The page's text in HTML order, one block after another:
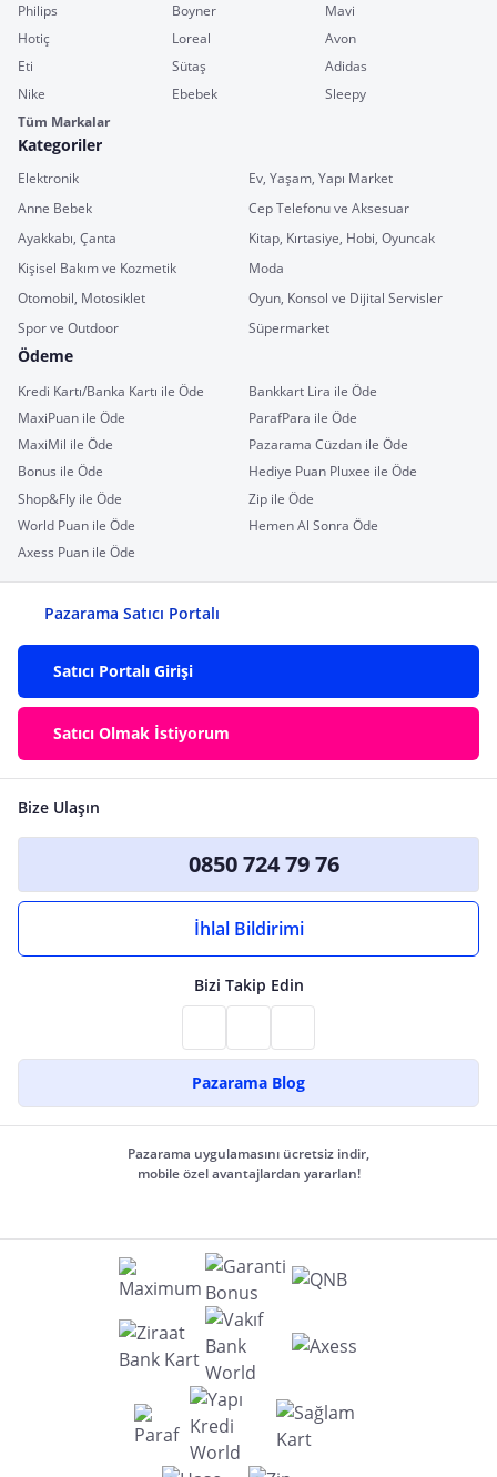
Philips
Boyner
Mavi
Hotiç
Loreal
Avon
Eti
Sütaş
Adidas
Nike
Ebebek
Sleepy
Tüm Markalar
Kategoriler
Elektronik
Ev, Yaşam, Yapı Market
Anne Bebek
Cep Telefonu ve Aksesuar
Ayakkabı, Çanta
Kitap, Kırtasiye, Hobi, Oyuncak
Kişisel Bakım ve Kozmetik
Moda
Otomobil, Motosiklet
Oyun, Konsol ve Dijital Servisler
Spor ve Outdoor
Süpermarket
Ödeme
Kredi Kartı/Banka Kartı ile Öde
Bankkart Lira ile Öde
MaxiPuan ile Öde
ParafPara ile Öde
MaxiMil ile Öde
Pazarama Cüzdan ile Öde
Bonus ile Öde
Hediye Puan Pluxee ile Öde
Shop&Fly ile Öde
Zip ile Öde
World Puan ile Öde
Hemen Al Sonra Öde
Axess Puan ile Öde
Pazarama Satıcı Portalı
Satıcı Portalı Girişi
Satıcı Olmak İstiyorum
Bize Ulaşın
0850 724 79 76
İhlal Bildirimi
Bizi Takip Edin
Pazarama Blog
Pazarama uygulamasını ücretsiz indir,
mobile özel avantajlardan yararlan!